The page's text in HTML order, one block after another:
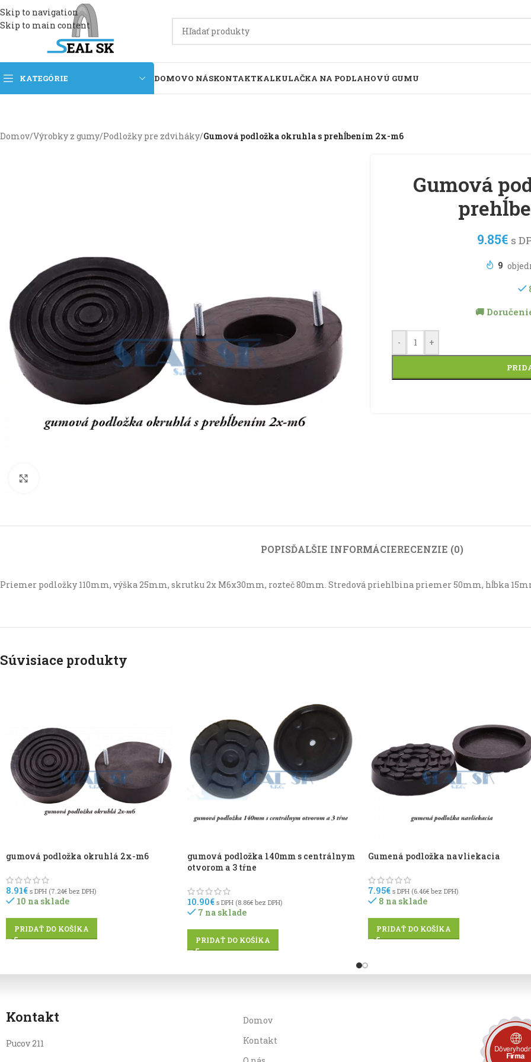
Skip to navigation
Skip to main content
KATEGÓRIE DOMOVO NÁSKONTAKTKALKULAČKA NA PODLAHOVÚ GUMU
Domov/Výrobky z gumy/Podložky pre zdviháky/Gumová podložka okruhla s prehĺbením 2x-m6
Gumová
9.85€ s
9
🚚
- +
POPISĎALŠIE INFORMÁCIERECENZIE (0)
Priemer podložky 110mm, výška 25mm, skrutku 2x M6x30mm, rozteč 80mm. Stredová priehlbina priemer 50mm, hĺbka
Súvisiace produkty
gumová podložka okruhlá 2x-m6
8.91€ s DPH (7.24€ bez DPH)
10 na sklade
PRIDAŤ DO KOŠÍKA
gumová podložka 140mm s centrálnym
otvorom a 3 tŕne
10.90€ s DPH (8.86€bez DPH)
7 na sklade
PRIDAŤ DO KOŠÍKA
Gumená podložka navliekacia
7.95€ s DPH (6.46€ bez DPH)
8 na sklade
PRIDAŤ DO KOŠÍKA
Kontakt
Pucov 211
Domov
Kontakt